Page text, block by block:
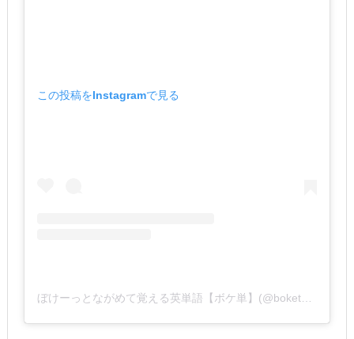
この投稿をInstagramで見る
ぼけーっとながめて覚える英単語【ボケ単】(@boketango)がシェアした投稿